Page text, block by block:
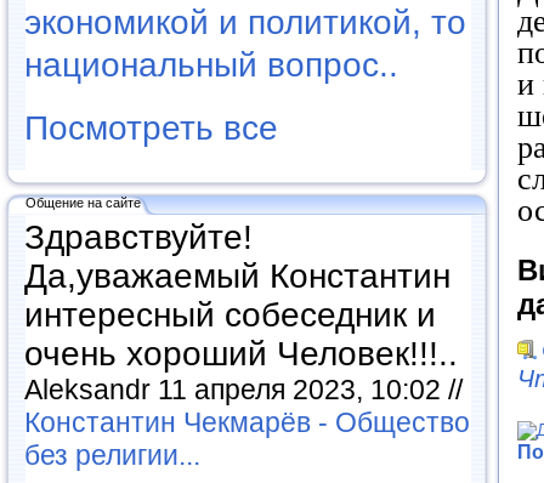
экономикой и политикой, то
национальный вопрос..
Посмотреть все
Общение на сайте
Здравствуйте!
Да,уважаемый Константин
интересный собеседник и
очень хороший Человек!!!..
Aleksandr 11 апреля 2023, 10:02 //
Константин Чекмарёв - Общество
без религии...
и